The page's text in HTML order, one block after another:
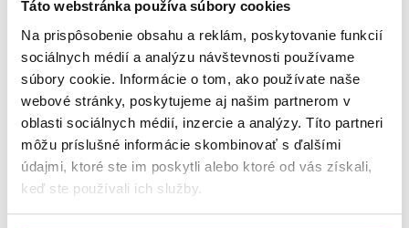
Táto webstránka používa súbory cookies
Na prispôsobenie obsahu a reklám, poskytovanie funkcií
sociálnych médií a analýzu návštevnosti používame
súbory cookie. Informácie o tom, ako používate naše
webové stránky, poskytujeme aj našim partnerom v
oblasti sociálnych médií, inzercie a analýzy. Títo partneri
môžu príslušné informácie skombinovať s ďalšími
údajmi, ktoré ste im poskytli alebo ktoré od vás získali,
keď ste používali ich služby.
Temnoty hlubin
Kateřina Ševčíková
14,02 €
Přízraky noci